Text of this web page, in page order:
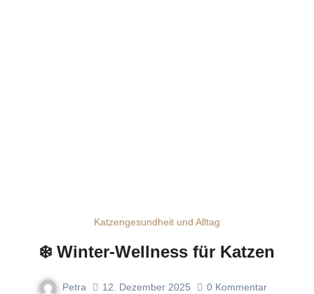
Katzengesundheit und Alltag
❄️ Winter-Wellness für Katzen
Petra 12. Dezember 2025 0 Kommentar